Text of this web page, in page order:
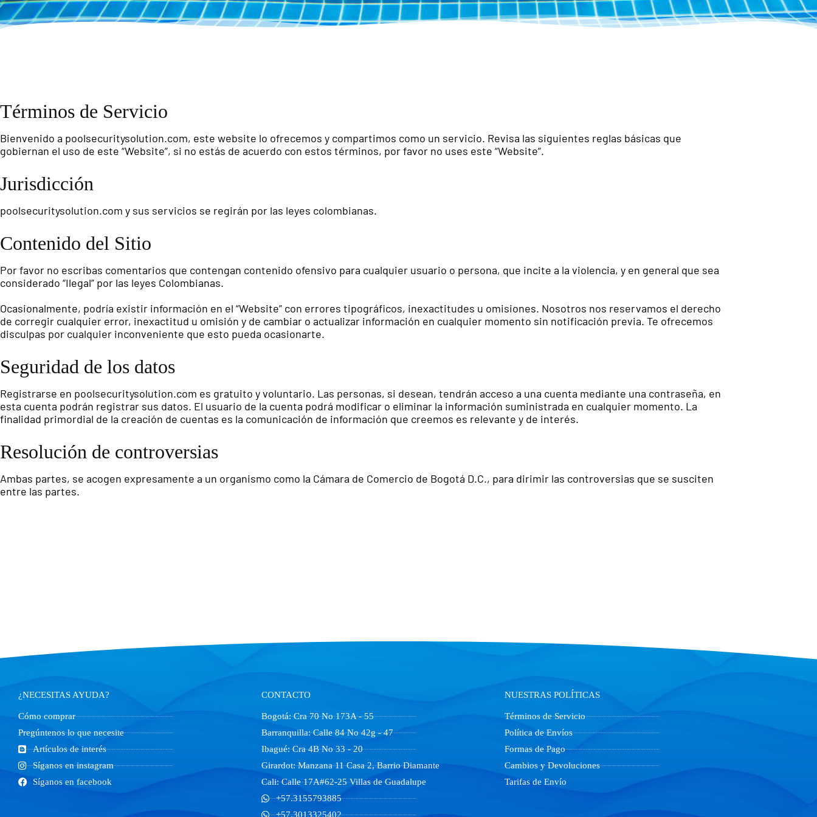
Términos de Servicio
Bienvenido a poolsecuritysolution.com, este website lo ofrecemos y compartimos como un servicio. Revisa las siguientes reglas básicas que
gobiernan el uso de este “Website”, si no estás de acuerdo con estos términos, por favor no uses este “Website”.
Jurisdicción
poolsecuritysolution.com y sus servicios se regirán por las leyes colombianas.
Contenido del Sitio
Por favor no escribas comentarios que contengan contenido ofensivo para cualquier usuario o persona, que incite a la violencia, y en general que sea
considerado “Ilegal” por las leyes Colombianas.
Ocasionalmente, podría existir información en el “Website” con errores tipográficos, inexactitudes u omisiones. Nosotros nos reservamos el derecho
de corregir cualquier error, inexactitud u omisión y de cambiar o actualizar información en cualquier momento sin notificación previa. Te ofrecemos
disculpas por cualquier inconveniente que esto pueda ocasionarte.
Seguridad de los datos
Registrarse en poolsecuritysolution.com es gratuito y voluntario. Las personas, si desean, tendrán acceso a una cuenta mediante una contraseña, en
esta cuenta podrán registrar sus datos. El usuario de la cuenta podrá modificar o eliminar la información suministrada en cualquier momento. La
finalidad primordial de la creación de cuentas es la comunicación de información que creemos es relevante y de interés.
Resolución de controversias
Ambas partes, se acogen expresamente a un organismo como la Cámara de Comercio de Bogotá D.C., para dirimir las controversias que se susciten
entre las partes.
¿NECESITAS AYUDA?
Cómo comprar
Pregúntenos lo que necesite
Artículos de interés
Síganos en instagram
Síganos en facebook
CONTACTO
Bogotá: Cra 70 No 173A - 55
Barranquilla: Calle 84 No 42g - 47
Ibagué: Cra 4B No 33 - 20
Girardot: Manzana 11 Casa 2, Barrio Diamante
Cali: Calle 17A#62-25 Villas de Guadalupe
+57.3155793885
+57.3013325402
NUESTRAS POLÍTICAS
Términos de Servicio
Política de Envíos
Formas de Pago
Cambios y Devoluciones
Tarifas de Envío